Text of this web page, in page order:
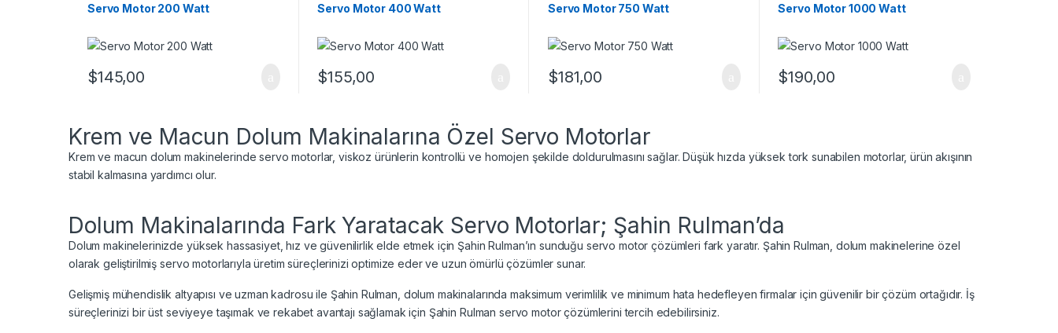
Servo Motor 200 Watt
$145,00
Servo Motor 400 Watt
$155,00
Servo Motor 750 Watt
$181,00
Servo Motor 1000 Watt
$190,00
Krem ve Macun Dolum Makinalarına Özel Servo Motorlar
Krem ve macun dolum makinelerinde servo motorlar, viskoz ürünlerin kontrollü ve homojen şekilde doldurulmasını sağlar. Düşük hızda yüksek tork sunabilen motorlar, ürün akışının
stabil kalmasına yardımcı olur.
Dolum Makinalarında Fark Yaratacak Servo Motorlar; Şahin Rulman’da
Dolum makinelerinizde yüksek hassasiyet, hız ve güvenilirlik elde etmek için Şahin Rulman’ın sunduğu servo motor çözümleri fark yaratır. Şahin Rulman, dolum makinelerine özel
olarak geliştirilmiş servo motorlarıyla üretim süreçlerinizi optimize eder ve uzun ömürlü çözümler sunar.
Gelişmiş mühendislik altyapısı ve uzman kadrosu ile Şahin Rulman, dolum makinalarında maksimum verimlilik ve minimum hata hedefleyen firmalar için güvenilir bir çözüm ortağıdır. İş
süreçlerinizi bir üst seviyeye taşımak ve rekabet avantajı sağlamak için Şahin Rulman servo motor çözümlerini tercih edebilirsiniz.